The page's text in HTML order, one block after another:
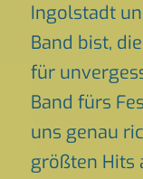
Ingolstadt
Band bist,
für
Band fürs
uns genau
größten Hits